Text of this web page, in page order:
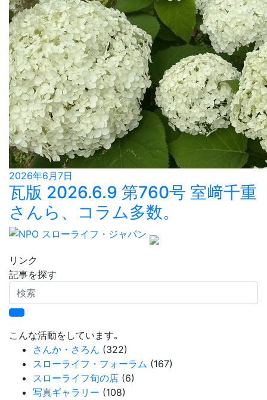
2026年6月7日
瓦版 2026.6.9 第760号 室﨑千重
さんら、コラム多数。
リンク
記事を探す
検
索
こんな活動をしています｡
さんか・さろん (322)
スローライフ・フォーラム (167)
スローライフ旬の店 (6)
写真ギャラリー (108)